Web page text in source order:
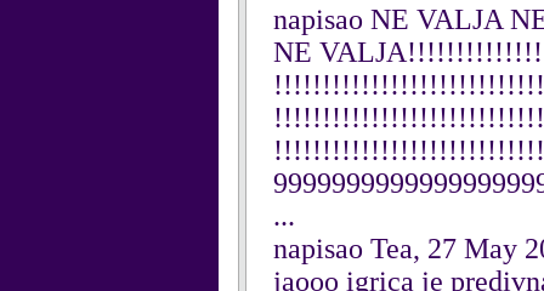
napisao NE VALJA
NE
...
napisao Tea, 27 May
jaooo igrica je